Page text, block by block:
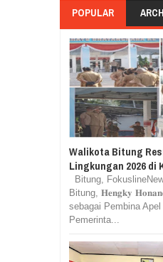
POPULAR
Walikota Bitung
Lingkungan 2026 di
Bitung,
Bitung, 𝐇𝐞𝐧𝐠𝐤𝐲
sebagai Pembina
Pemerinta...